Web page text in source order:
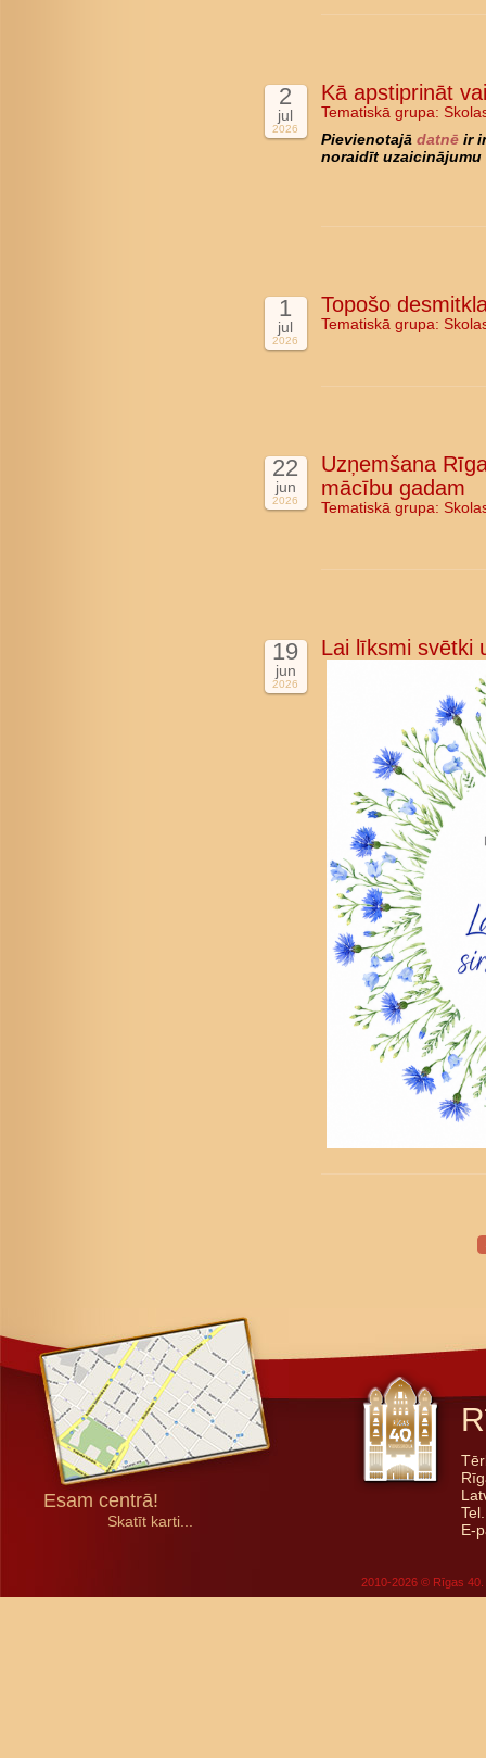
2
jul
2026
Kā apstiprināt
Tematiskā grupa:
Pievienotajā datnē ir
noraidīt uzaicinājumu
1
jul
2026
Topošo
Tematiskā grupa:
22
jun
2026
Uzņemšana
mācību gadam
Tematiskā grupa:
19
jun
2026
Lai līksmi svētki
Esam centrā!
Skatīt karti...
E-
2010-2026 © Rīgas